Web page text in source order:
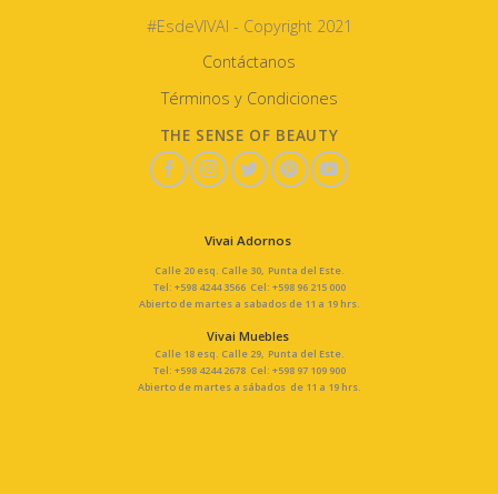
#EsdeVIVAI - Copyright 2021
Contáctanos
Términos y Condiciones
THE SENSE OF BEAUTY
Vivai Adornos
Calle 20 esq. Calle 30, Punta del Este.
Tel: +598 4244 3566 Cel: +598 96 215 000
Abierto de martes a sabados de 11 a 19 hrs.
Vivai Muebles
Calle 18 esq. Calle 29, Punta del Este.
Tel: +598 4244 2678 Cel: +598 97 109 900
Abierto de martes a sábados de 11 a 19 hrs.